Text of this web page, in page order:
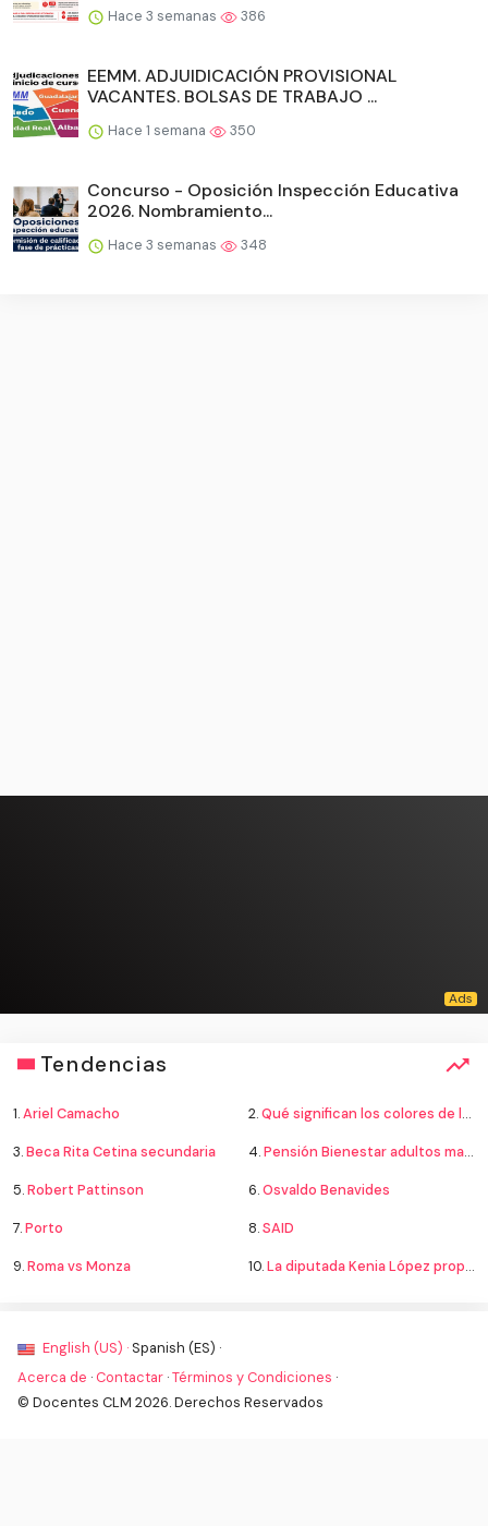
Hace 3 semanas 386
EEMM. ADJUIDICACIÓN PROVISIONAL
VACANTES. BOLSAS DE TRABAJO ...
Hace 1 semana 350
Concurso - Oposición Inspección Educativa
2026. Nombramiento...
Hace 3 semanas 348
Tendencias
1.Ariel Camacho 2.Qué significan los colores de la bandera
3.Beca Rita Cetina secundaria 4.Pensión Bienestar adultos mayores
5.Robert Pattinson 6.Osvaldo Benavides
7.Porto 8.SAID
9.Roma vs Monza 10.La diputada Kenia López propone cambiar el nombre del país a México
English (US) · Spanish (ES) ·
Acerca de · Contactar ·Términos y Condiciones ·
© Docentes CLM 2026. Derechos Reservados